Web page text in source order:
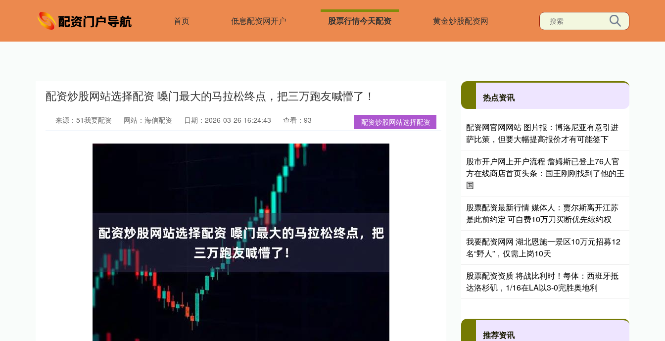
首页 低息配资网开户 股票行情今天配资 黄金炒股配资网
配资炒股网站选择配资 嗓门最大的马拉松终点，把三万跑友喊懵了！
配资炒股网站选择配资
来源：51我要配资 网站：海信配资 日期：2026-03-26 16:24:43 查看：93
热点资讯
配资网官网网站 图片报：博洛尼亚有意引进
萨比策，但要大幅提高报价才有可能签下
股市开户网上开户流程 詹姆斯已登上76人官
方在线商店首页头条：国王刚刚找到了他的王
国
股票配资最新行情 媒体人：贾尔斯离开江苏
是此前约定 可自费10万刀买断优先续约权
我要配资网网 湖北恩施一景区10万元招募12
名“野人”，仅需上岗10天
股票配资资质 将战比利时！每体：西班牙抵
达洛杉矶，1/16在LA以3-0完胜奥地利
推荐资讯